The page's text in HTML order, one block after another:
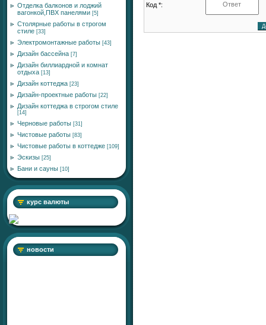
Отделка балконов и лоджий
вагонкой,ПВХ панелями [5]
Столярные работы в строгом
стиле [33]
Электромонтажные работы [43]
Дизайн бассейна [7]
Дизайн биллиардной и комнат
отдыха [13]
Дизайн коттеджа [23]
Дизайн-проектные работы [22]
Дизайн коттеджа в строгом стиле
[14]
Черновые работы [31]
Чистовые работы [83]
Чистовые работы в коттедже [109]
Эскизы [25]
Бани и сауны [10]
курс валюты
новости
Код *: